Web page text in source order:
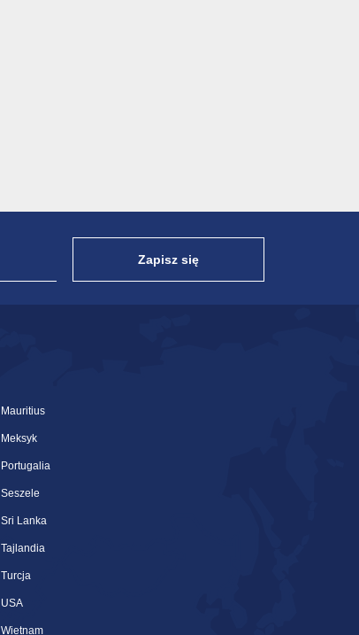
Zapisz się
Mauritius
Meksyk
Portugalia
Seszele
Sri Lanka
Tajlandia
Turcja
USA
Wietnam